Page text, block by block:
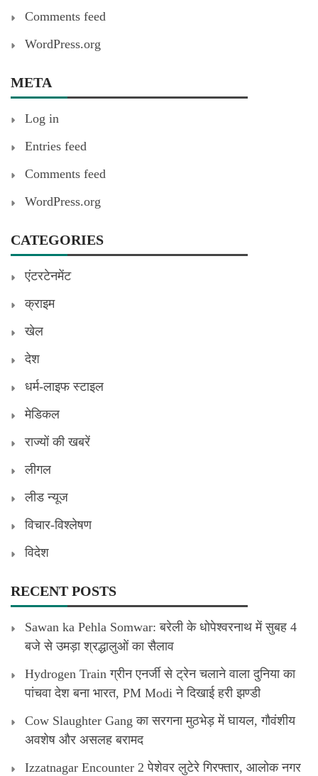
Comments feed
WordPress.org
META
Log in
Entries feed
Comments feed
WordPress.org
CATEGORIES
एंटरटेनमेंट
क्राइम
खेल
देश
धर्म-लाइफ स्टाइल
मेडिकल
राज्यों की खबरें
लीगल
लीड न्यूज
विचार-विश्लेषण
विदेश
RECENT POSTS
Sawan ka Pehla Somwar: बरेली के धोपेश्वरनाथ में सुबह 4
बजे से उमड़ा श्रद्धालुओं का सैलाव
Hydrogen Train ग्रीन एनर्जी से ट्रेन चलाने वाला दुनिया का
पांचवा देश बना भारत, PM Modi ने दिखाई हरी झण्डी
Cow Slaughter Gang का सरगना मुठभेड़ में घायल, गौवंशीय
अवशेष और असलह बरामद
Izzatnagar Encounter 2 पेशेवर लुटेरे गिरफ्तार, आलोक नगर